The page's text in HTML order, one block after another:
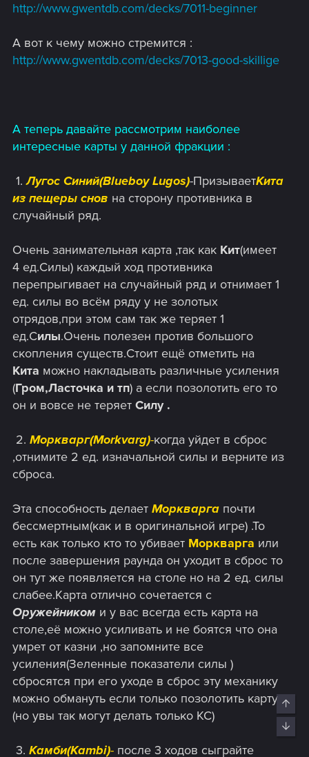
http://www.gwentdb.com/decks/7011-beginner
А вот к чему можно стремится :
http://www.gwentdb.com/decks/7013-good-skillige
А теперь давайте рассмотрим наиболее
интересные карты у данной фракции :
​ 1.Лугос Синий(Blueboy Lugos)-ПризываетКита
из пещеры снов на сторону противника в
случайный ряд.
Очень занимательная карта ,так как Кит(имеет
4 ед.Силы) каждый ход противника
перепрыгивает на случайный ряд и отнимает 1
ед. силы во всём ряду у не золотых
отрядов,при этом сам так же теряет 1
ед.Силы.Очень полезен против большого
скопления существ.Стоит ещё отметить на
Кита можно накладывать различные усиления
(Гром,Ласточка и тп) а если позолотить его то
он и вовсе не теряет Силу .
​ 2. Моркварг(Morkvarg)-когда уйдет в сброс
,отнимите 2 ед. изначальной силы и верните из
сброса.
Эта способность делает Моркварга почти
бессмертным(как и в оригинальной игре) .То
есть как только кто то убивает Моркварга или
после завершения раунда он уходит в сброс то
он тут же появляется на столе но на 2 ед. силы
слабее.Карта отлично сочетается с
Оружейником и у вас всегда есть карта на
столе,её можно усиливать и не боятся что она
умрет от казни ,но запомните все
усиления(Зеленные показатели силы )
сбросятся при его уходе в сброс эту механику
можно обмануть если только позолотить карту
(но увы так могут делать только КС)
​ 3. Камби(Kambi)- после 3 ходов сыграйте
Top